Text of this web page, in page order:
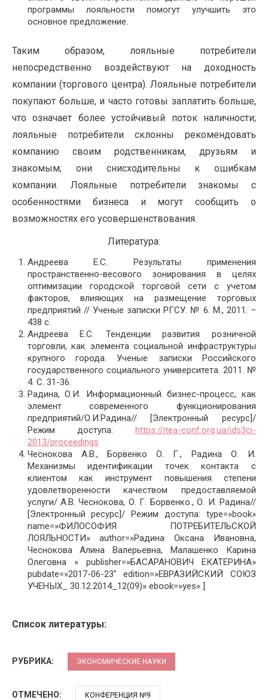
программы лояльности помогут улучшить это
основное предложение.
Таким образом, лояльные потребители
непосредственно воздействуют на доходность
компании (торгового центра). Лояльные потребители
покупают больше, и часто готовы заплатить больше,
что означает более устойчивый поток наличности;
лояльные потребители склонны рекомендовать
компанию своим родственникам, друзьям и
знакомым; они снисходительны к ошибкам
компании. Лояльные потребители знакомы с
особенностями бизнеса и могут сообщить о
возможностях его усовершенствования.
Литература:
Андреева Е.С. Результаты применения
пространственно-весового зонирования в целях
оптимизации городской торговой сети с учетом
факторов, влияющих на размещение торговых
предприятий // Ученые записки РГСУ. № 6. М., 2011. –
438 с.
Андреева Е.С. Тенденции развития розничной
торговли, как элемента социальной инфраструктуры
крупного города. Ученые записки Российского
государственного социального университета. 2011. №
4. С. 31-36.
Радина, О.И. Информационный бизнес-процесс, как
элемент современного функционирования
предприятий/О.И.Радина// [Электронный ресурс]/
Режим доступа: https://itea-conf.org.ua/ids3ci-
2013/proceedings
Чеснокова А.В., Борвенко О. Г., Радина О. И.
Механизмы идентификации точек контакта с
клиентом как инструмент повышения степени
удовлетворенности качеством предоставляемой
услуги/ А.В. Чеснокова, О. Г. Борвенко., О. И. Радина//
[Электронный ресурс]/ Режим доступа: type=»book»
name=»ФИЛОСОФИЯ ПОТРЕБИТЕЛЬСКОЙ
ЛОЯЛЬНОСТИ» author=»Радина Оксана Ивановна,
Чеснокова Алина Валерьевна, Малашенко Карина
Олеговна » publisher=»БАСАРАНОВИЧ ЕКАТЕРИНА»
pubdate=»2017-06-23″ edition=»ЕВРАЗИЙСКИЙ СОЮЗ
УЧЕНЫХ_ 30.12.2014_12(09)» ebook=»yes» ]
Список литературы:
РУБРИКА: ЭКОНОМИЧЕСКИЕ НАУКИ
ОТМЕЧЕНО: КОНФЕРЕНЦИЯ №9